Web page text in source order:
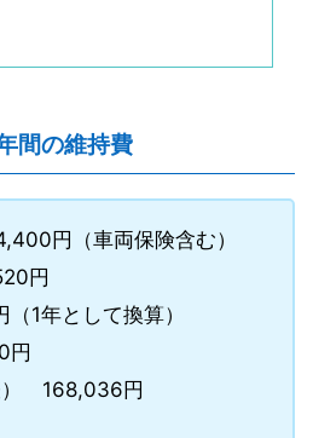
間の維持費
円（車両保険含む）
円
1年として換算）
円
） 168,036円